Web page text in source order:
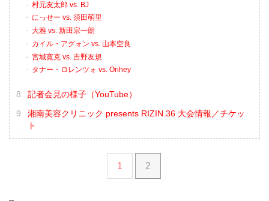
村元友太郎 vs. BJ
にっせー vs. 須田萌里
大雅 vs. 新田宗一朗
カイル・アグォン vs. 山本空良
宮城寛克 vs. 吉野友規
タナー・ロレンツォ vs. Orihey
記者会見の様子（YouTube）
湘南美容クリニック presents RIZIN.36 大会情報／チケッ
ト
1 2